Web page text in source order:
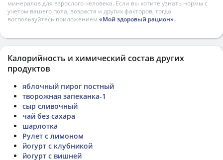
минералов для взрослого человека. Если вы хотите узнать нормы с
учетом вашего пола, возраста и других факторов, тогда
воспользуйтесь приложением «Мой здоровый рацион».
Калорийность и химический состав других
продуктов
яблочный пирог постный
творожная запеканка-1
сыр сливочный
чай без сахара
шарлотка
Рулет с лимоном
йогурт с клубникой
йогурт с вишней